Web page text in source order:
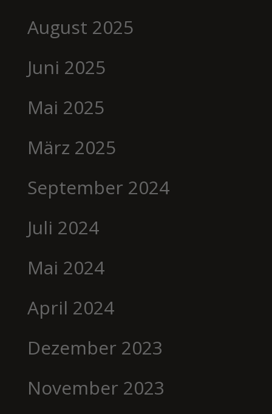
August 2025
Juni 2025
Mai 2025
März 2025
September 2024
Juli 2024
Mai 2024
April 2024
Dezember 2023
November 2023